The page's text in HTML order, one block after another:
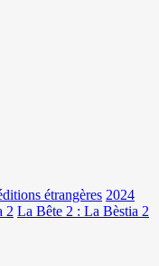
étrangères 2024
2 La Bête 2 : La Bèstia 2